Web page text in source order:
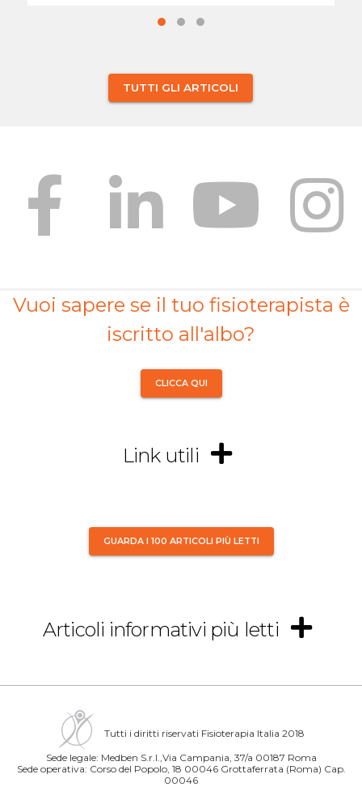
TUTTI GLI ARTICOLI
Vuoi sapere se il tuo fisioterapista è
iscritto all'albo?
CLICCA QUI
Link utili
GUARDA I 100 ARTICOLI PIÙ LETTI
Articoli informativi più letti
Tutti i diritti riservati Fisioterapia Italia 2018
Sede legale: Medben S.r.l.,Via Campania, 37/a 00187 Roma
Sede operativa: Corso del Popolo, 18 00046 Grottaferrata (Roma) Cap.
00046